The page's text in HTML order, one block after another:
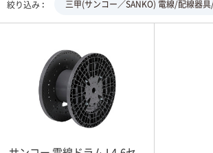
絞り込み 三甲(サンコー／SANKO) 電線/配線器